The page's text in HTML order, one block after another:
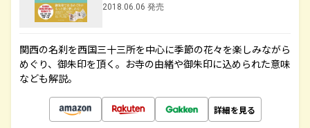
2018.06.06 発売
関西の名刹を西国三十三所を中心に季節の花々を楽しみながら
めぐり、御朱印を頂く。お寺の由緒や御朱印に込められた意味
なども解説。
詳細を見る